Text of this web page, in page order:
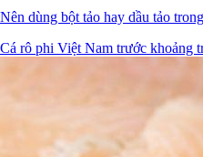
Nên dùng bột tảo hay dầu tảo
Cá rô phi Việt Nam trước khoảng